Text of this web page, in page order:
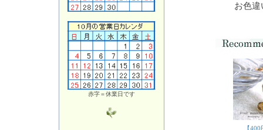
赤字＝休業日です
お色